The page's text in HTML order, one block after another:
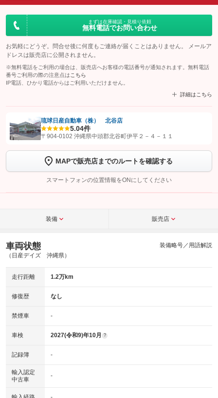
まずは在庫確認・見積り依頼
無料電話でお問い合わせ
お気軽にどうぞ。問合せ後に何度もご連絡が届くことはありません。 メールア
ドレスは販売店に公開されません。
※無料電話をご利用の場合は、販売店へお客様の電話番号が通知されます。無料電話
番号ご利用の際の注意点は こちら
IP電話、ひかり電話からはご利用いただけません。
詳細はこちら
【STEP1】認証画面でグーネットを友だち追加してから「許可する」ボタンを押
トーク画面で
ボタンをタップして問い合わせを
完了してください。
こちら
琉球日産自動車（株） 北谷店
5.04件
〒904-0102 沖縄県中頭郡北谷町伊平２－４－１１
MAPで販売店までのルートを確認する
スマートフォンの位置情報をONにしてください
装備 販売店
車両状態
（日産デイズ 沖縄県）
装備略号／用語解説
走行距離 1.2万km
修復歴 なし
禁煙車 -
車検 2027(令和9)年10月 ?
記録簿 -
輸入認定
中古車
-